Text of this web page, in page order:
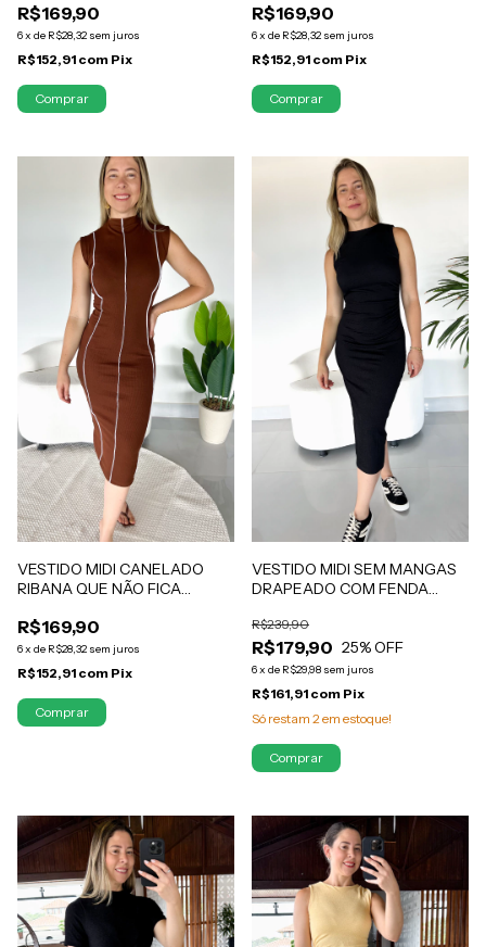
ALICE
R$169,90
6x de R$28,32 sem juros
R$152,91 com Pix
ALICE
R$169,90
6x de R$28,32 sem juros
R$152,91 com Pix
VESTIDO MIDI CANELADO
RIBANA QUE NÃO FICA
ALICE
R$169,90
6x de R$28,32 sem juros
R$152,91 com Pix
VESTIDO MIDI SEM MANGAS
DRAPEADO COM FENDA
MAYARA
R$179,90
R$239,90
25% OFF
6x de R$29,98 sem juros
R$161,91 com Pix
Só restam 2em estoque!